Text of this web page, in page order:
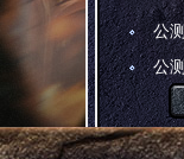
公
公